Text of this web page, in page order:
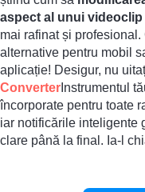
aspect al unui
mai rafinat și
alternative pentru mobil
aplicație! Desigur, nu
Converter Instrumentul
încorporate pentru toate
iar notificările inteligente
clare până la final. Ia-l